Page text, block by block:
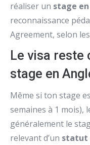
réaliser un stage
reconnaissance
Agreement, selon
Le visa reste
stage en
Même si ton stage
semaines à 1 mois),
généralement le
relevant d’un statut